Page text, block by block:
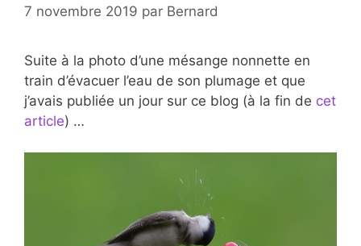
7 novembre 2019 par Bernard
Suite à la photo d’une mésange nonnette en
train d’évacuer l’eau de son plumage et que
j’avais publiée un jour sur ce blog (à la fin de cet
article) …